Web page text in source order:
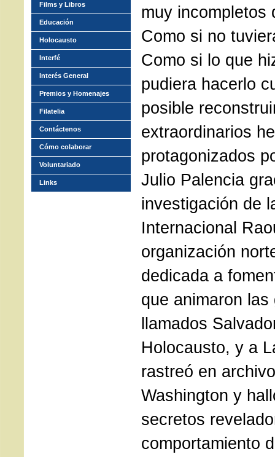
muy incompletos
Como si no
Como si lo que
pudiera hacerlo
posible
extraordinarios
protagonizados
Julio Palencia
investigación de
Internacional
organización
dedicada a
que animaron
llamados
Holocausto, y a
rastreó en
Washington y
secretos
comportamiento
Films y Libros
Educación
Holocausto
Interfé
Interés General
Premios y Homenajes
Filatelia
Contáctenos
Cómo colaborar
Voluntariado
Links